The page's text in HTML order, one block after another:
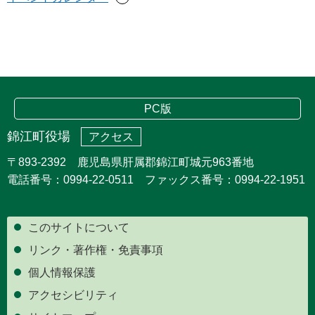
PC版
錦江町役場 アクセス
〒893-2392 鹿児島県肝属郡錦江町城元963番地
電話番号：0994-22-0511 ファックス番号：0994-22-1951
このサイトについて
リンク・著作権・免責事項
個人情報保護
アクセシビリティ